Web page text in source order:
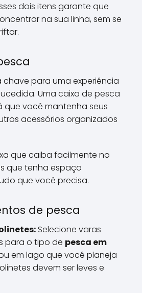
dois itens garante que
na sua linha, sem se
para uma experiência
Uma caixa de pesca
que você mantenha seus
acessórios organizados
que caiba facilmente no
que tenha espaço
que você precisa.
de pesca
Selecione varas
para o tipo de pesca em
em lago que você planeja
devem ser leves e